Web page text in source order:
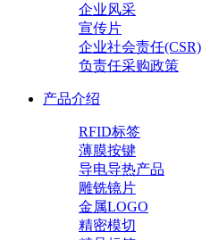
企业风采
宣传片
企业社会责任(CSR)
负责任采购政策
产品介绍
RFID标签
薄膜按键
导电导热产品
雕铣镜片
金属LOGO
精密模切